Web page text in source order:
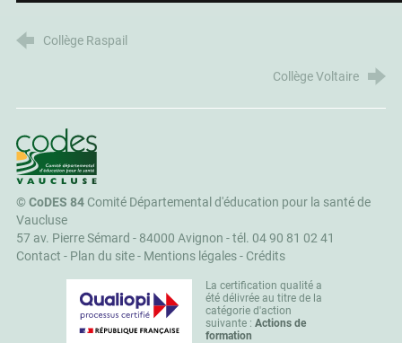
Collège Raspail
Collège Voltaire
CoDES 84
©CoDES 84Comité Départemental d'éducation pour la santé de
Vaucluse
57 av. Pierre Sémard - 84000 Avignon -tél. 04 90 81 02 41
Contact - Plan du site- Mentions légales- Crédits
La certification qualité a
été délivrée au titre de la
catégorie d'action
suivante : Actions de
formation